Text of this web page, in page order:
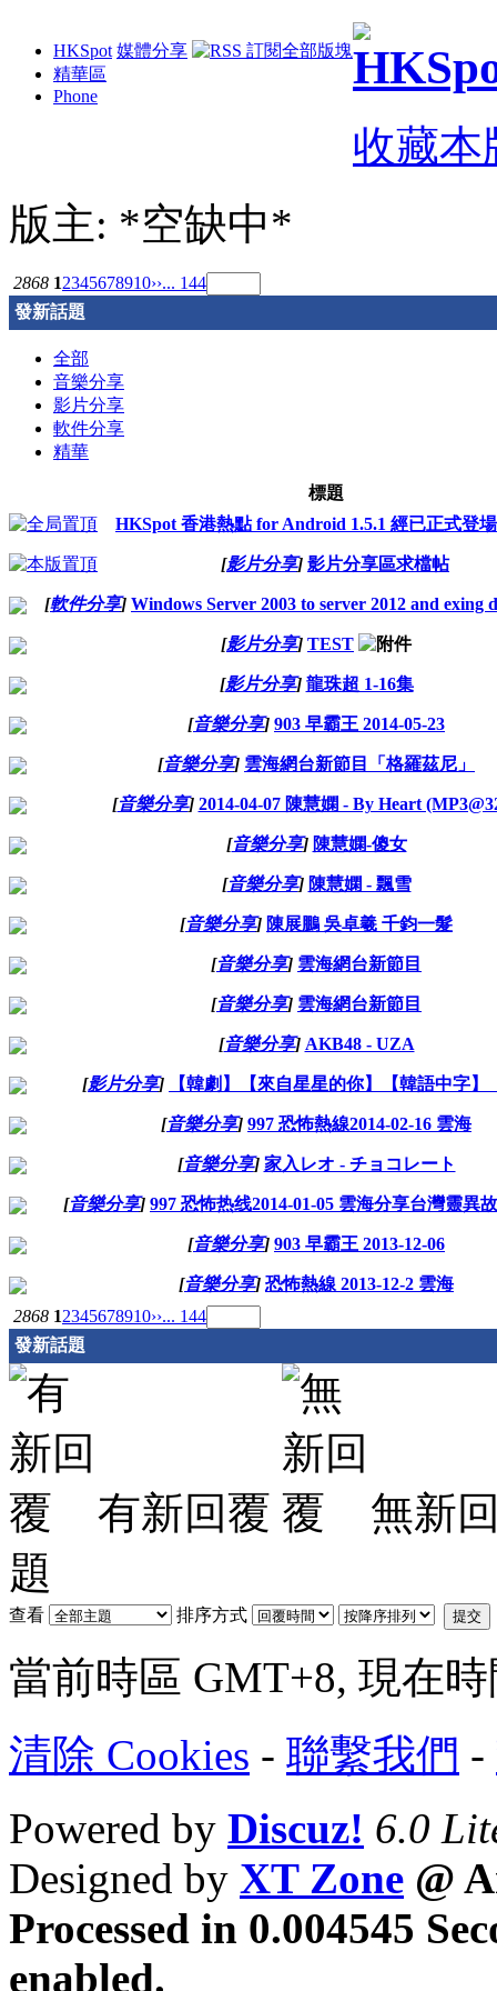
HKSpot 媒體分享
精華區
Phone
收藏本
版主: *空缺中*
2868 12345678910››... 144
發新話題
全部
音樂分享
影片分享
軟件分享
精華
標題
HKSpot 香港熱點 for Android 1.5.1 經已正式登場
[影片分享] 影片分享區求檔帖
[軟件分享] Windows Server 2003 to server 2012 and exing
[影片分享] TEST
[影片分享] 龍珠超 1-16集
[音樂分享] 903 早霸王 2014-05-23
[音樂分享] 雲海網台新節目「格羅茲尼」
[音樂分享] 2014-04-07 陳慧嫻 - By Heart
[音樂分享] 陳慧嫻-傻女
[音樂分享] 陳慧嫻 - 飄雪
[音樂分享] 陳展鵬 吳卓羲 千鈞一髮
[音樂分享] 雲海網台新節目
[音樂分享] 雲海網台新節目
[音樂分享] AKB48 - UZA
[影片分享] 【韓劇】【來自星星的你】【韓語中字】
[音樂分享] 997 恐怖熱線2014-02-16 雲海
[音樂分享] 家入レオ - チョコレート
[音樂分享] 997 恐怖热线2014-01-05 雲海分享台灣靈異
[音樂分享] 903 早霸王 2013-12-06
[音樂分享] 恐怖熱線 2013-12-2 雲海
2868 12345678910››... 144
發新話題
有新回覆
無新
題
查看 排序方式 提交
當前時區 GMT+8, 現在
清除 Cookies - 聯繫我們 -
Powered by Discuz! 6.0
Designed by XT Zone @
Processed in 0.004545
enabled.